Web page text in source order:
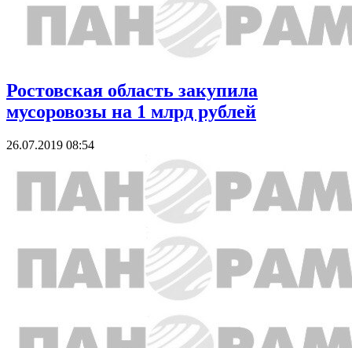
Ростовская область закупила
мусоровозы на 1 млрд рублей
26.07.2019 08:54